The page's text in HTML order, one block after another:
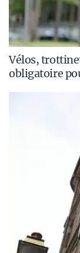
Vélos,
obligatoire